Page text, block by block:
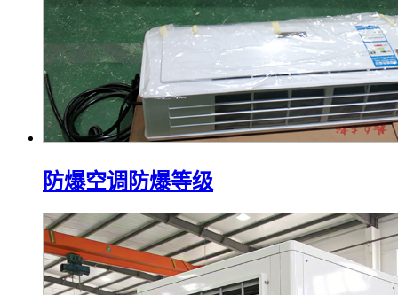
防爆空调防爆等级